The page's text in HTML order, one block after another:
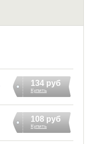
134 руб
Купить
108 руб
Купить